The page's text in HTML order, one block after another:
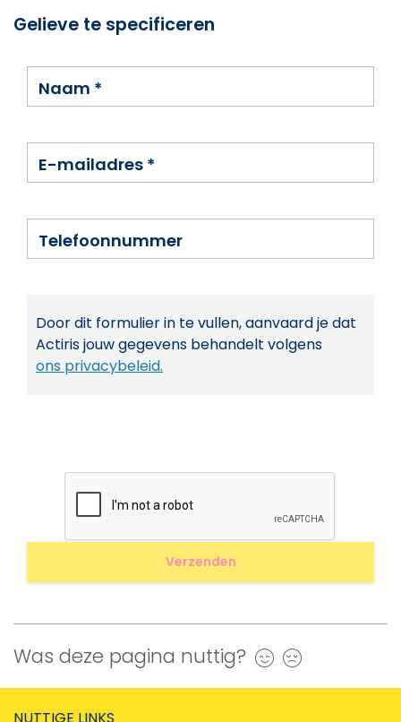
Gelieve te specificeren
Naam *
E-mailadres *
Telefoonnummer
Door dit formulier in te vullen, aanvaard je dat
Actiris jouw gegevens behandelt volgens
ons privacybeleid.
Was deze pagina nuttig? Ja